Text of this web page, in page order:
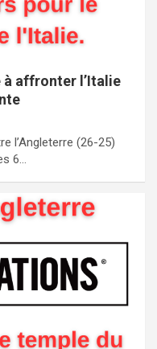
à affronter l’Italie
l’Angleterre (26-25)
6…